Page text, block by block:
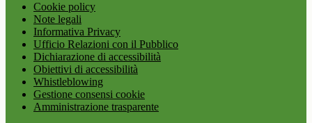
Cookie policy
Note legali
Informativa Privacy
Ufficio Relazioni con il Pubblico
Dichiarazione di accessibilità
Obiettivi di accessibilità
Whistleblowing
Gestione consensi cookie
Amministrazione trasparente